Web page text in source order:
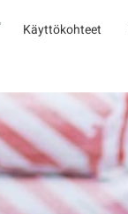
Käyttökohteet